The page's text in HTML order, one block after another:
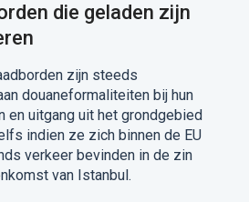
die geladen zijn
zijn steeds
douaneformaliteiten bij hun
en uitgang uit het grondgebied
indien ze zich binnen de EU
verkeer bevinden in de zin
van Istanbul.